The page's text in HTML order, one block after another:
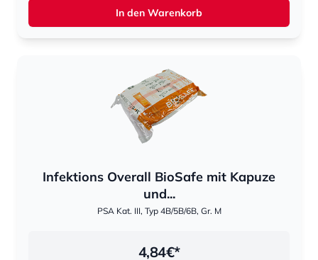
In den Warenkorb
Infektions Overall BioSafe mit Kapuze
und...
PSA Kat. III, Typ 4B/5B/6B, Gr. M
4,84€*